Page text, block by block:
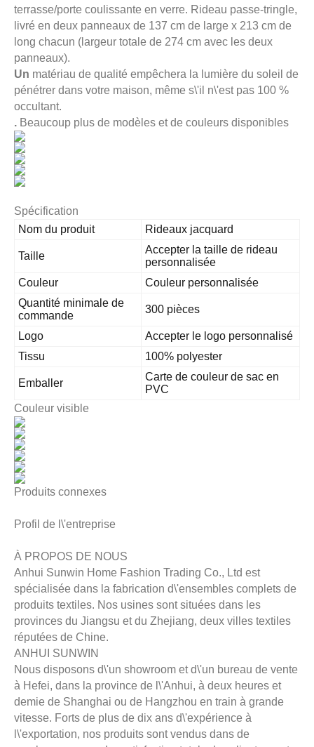
terrasse/porte coulissante en verre. Rideau passe-tringle,
livré en deux panneaux de 137 cm de large x 213 cm de
long chacun (largeur totale de 274 cm avec les deux
panneaux).
Un matériau de qualité empêchera la lumière du soleil de
pénétrer dans votre maison, même s\'il n\'est pas 100 %
occultant.
. Beaucoup plus de modèles et de couleurs disponibles
Spécification
Nom du produit
Rideaux jacquard
Taille
Accepter la taille de rideau
personnalisée
Couleur
Couleur personnalisée
Quantité minimale de
commande
300 pièces
Logo
Accepter le logo personnalisé
Tissu
100% polyester
Emballer
Carte de couleur de sac en
PVC
Couleur visible
Produits connexes
Profil de l\'entreprise
À PROPOS DE NOUS
Anhui Sunwin Home Fashion Trading Co., Ltd est
spécialisée dans la fabrication d\'ensembles complets de
produits textiles. Nos usines sont situées dans les
provinces du Jiangsu et du Zhejiang, deux villes textiles
réputées de Chine.
ANHUI SUNWIN
Nous disposons d\'un showroom et d\'un bureau de vente
à Hefei, dans la province de l\'Anhui, à deux heures et
demie de Shanghai ou de Hangzhou en train à grande
vitesse. Forts de plus de dix ans d\'expérience à
l\'exportation, nos produits sont vendus dans de